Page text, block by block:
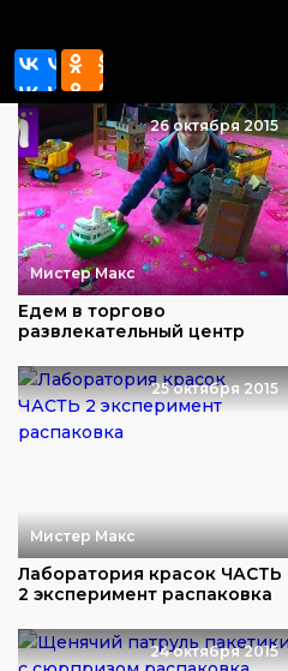
26 октября 2015
Мистер Макс
Едем в торгово
развлекательный центр
25 октября 2015
Мистер Макс
Лаборатория красок ЧАСТЬ
2 эксперимент распаковка
24 октября 2015